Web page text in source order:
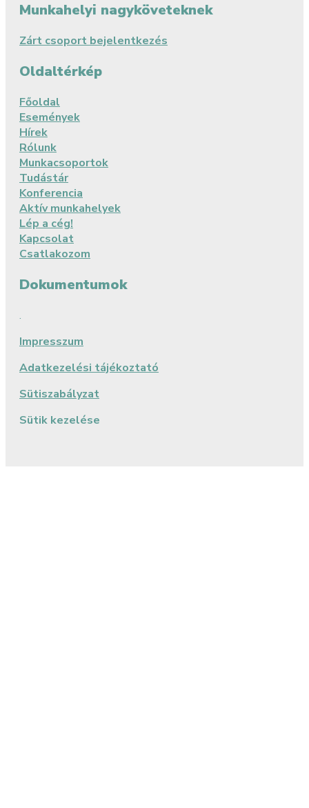
Munkahelyi nagyköveteknek
Zárt csoport bejelentkezés
Oldaltérkép
Főoldal
Események
Hírek
Rólunk
Munkacsoportok
Tudástár
Konferencia
Aktív munkahelyek
Lép a cég!
Kapcsolat
Csatlakozom
Dokumentumok
.
Impresszum
Adatkezelési tájékoztató
Sütiszabályzat
Sütik kezelése